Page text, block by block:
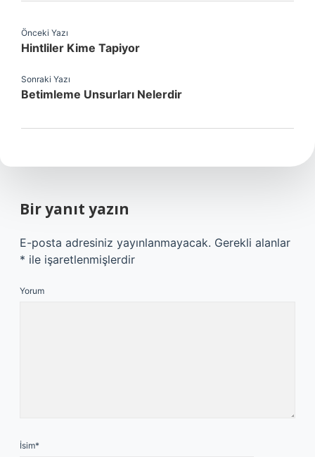
Önceki Yazı
Hintliler Kime Tapiyor
Sonraki Yazı
Betimleme Unsurları Nelerdir
Bir yanıt yazın
E-posta adresiniz yayınlanmayacak. Gerekli alanlar
* ile işaretlenmişlerdir
Yorum
İsim*